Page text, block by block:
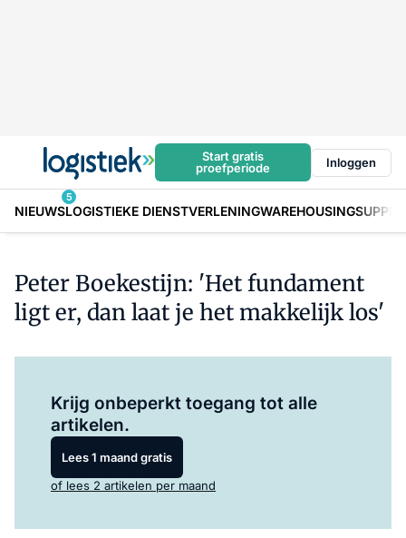
Start gratis
proefperiode
Inloggen
NIEUWS
5
LOGISTIEKE DIENSTVERLENINGWAREHOUSING
Peter Boekestijn: 'Het fundament
ligt er, dan laat je het makkelijk los'
Krijg onbeperkt toegang tot alle
artikelen.
Lees 1 maand gratis
of lees 2 artikelen per maand